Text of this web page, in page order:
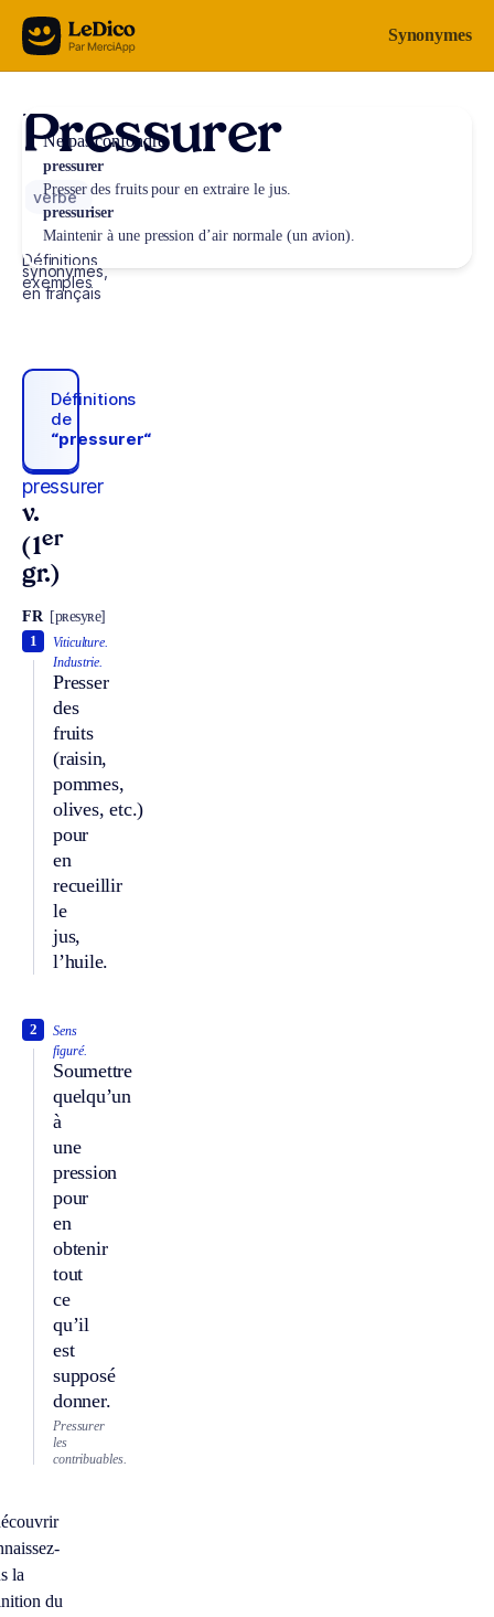
Aller au contenu Synonymes
Pressurer
verbe
Définitions,
synonymes,
exemples
en français
Définitions
de
“pressurer“
pressurer
v.
(1er
gr.)
FR [pʀesyʀe]
Viticulture.
Industrie.
Presser
des
fruits
(raisin,
pommes,
olives, etc.)
pour
en
recueillir
le
jus,
l’huile.
1
Sens
figuré.
Soumettre
quelqu’un
à
une
pression
pour
en
obtenir
tout
ce
qu’il
est
supposé
donner.
2
Pressurer
les
contribuables.
la
du
Ne pas confondre
pressurer
Presser des fruits pour en extraire le jus.
pressuriser
Maintenir à une pression d’air normale (un avion).